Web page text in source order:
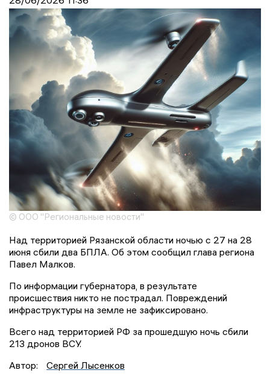
© ООО "Региональные новости"
Над территорией Рязанской области ночью с 27 на 28
июня сбили два БПЛА. Об этом сообщил глава региона
Павел Малков.
По информации губернатора, в результате
происшествия никто не пострадал. Повреждений
инфраструктуры на земле не зафиксировано.
Всего над территорией РФ за прошедшую ночь сбили
213 дронов ВСУ.
Автор:
Сергей Лысенков